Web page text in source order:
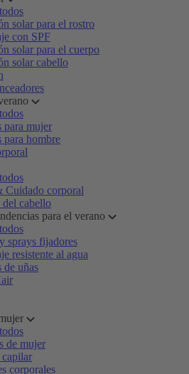
solar para el rostro
con SPF
solar para el cuerpo
solar cabello
para mujer
para hombre
Cuidado corporal
cabello
para el verano
sprays fijadores
resistente al agua
de uñas
de mujer
capilar
corporales